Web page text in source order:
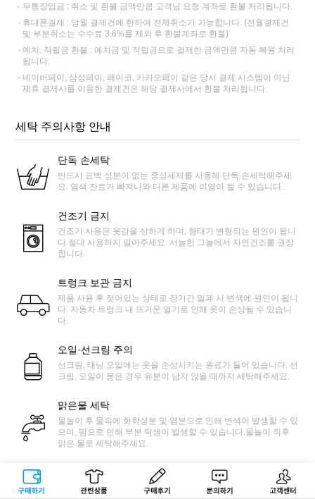
구매하기 관련상품 상품후기 문의하기 고객센터
무통장입금 : 취소 및 환불 금액만큼 고객님 요청 계좌로 환불 처리됩니다.
휴대폰결제 : 당월 결제건에 한하여 전체취소가 가능합니다. (전월결제건
및 부분취소는 수수료 3.6%를 제외 후 환불계좌로 환불)
예치, 적립금 환불 : 예치금 및 적립금으로 결제한 금액만큼 자동 복원 처리
됩니다.
네이버페이, 삼성페이, 페이코, 카카오페이 같은 당사 결제 시스템이 아닌
제휴 결제사를 이용한 결제건은 해당 결제사에서 환불 처리됩니다.
세탁 주의사항 안내
단독 손세탁
반드시 표백 성분이 없는 중성세제를 사용해 단독 손세탁해주세
요. 염색 잔료가 빠져나와 다른 제품에 이염이 될 수 있습니다.
건조기 금지
건조기 사용은 옷감을 상하게 하며, 형태가 변형되는 원인이 됩니
다.절대 사용하지 말아주세요. 서늘한 그늘에서 자연건조를 권장
합니다.
트렁크 보관 금지
제품 사용 후 젖어있는 상태로 장기간 밀폐 시 변색에 원인이 됩니
다. 자동차 트렁크 내 뜨거운 열기로 인해 옷이 손상될 수 있습니
다.
오일·선크림 주의
선크림, 태닝 오일에는 옷을 손상시키는 원료가 들어 있습니다. 선
크림, 오일이 묻은 경우 유분이 남지 않을 때까지 세탁해주세요.
맑은물 세탁
물놀이 후 물속에 화학성분 및 염분으로 인해 변색이 발생할 수 있
으며, 땀으로 인해 부분 탁생이 발생할 수 있습니다.물놀이 직후
맑은 물로 세탁해주세요.
마찰 주의
워터파크에 있는 미끄럼틀 같은 물놀이 기구에 경우 마찰로 인하